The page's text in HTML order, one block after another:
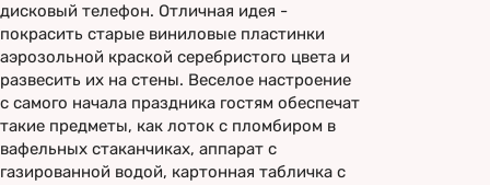
дисковый телефон. Отличная идея -
покрасить старые виниловые пластинки
аэрозольной краской серебристого цвета и
развесить их на стены. Веселое настроение
с самого начала праздника гостям обеспечат
такие предметы, как лоток с пломбиром в
вафельных стаканчиках, аппарат с
газированной водой, картонная табличка с